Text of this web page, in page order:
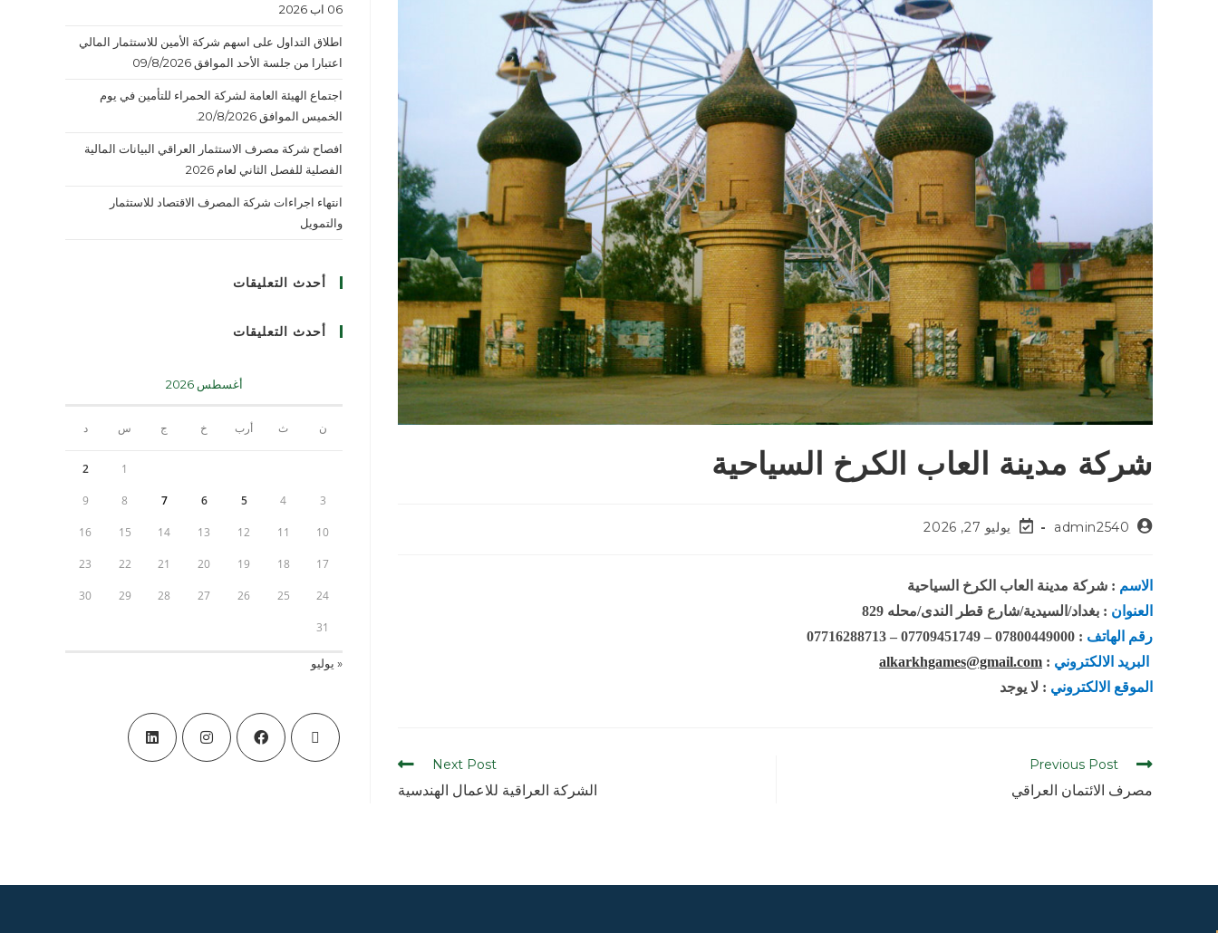
شركة مدينة العاب الكرخ السياحية
admin2540 يوليو 27, 2026
الاسم : شركة مدينة العاب الكرخ السياحية
العنوان : بغداد/السيدية/شارع قطر الندى/محله 829
رقم الهاتف : 07800449000 – 07709451749 – 07716288713
البريد الالكتروني :
alkarkhgames@gmail.com
الموقع الالكتروني : لا يوجد
Previous Post
مصرف الائتمان العراقي
Next Post
الشركة العراقية للاعمال الهندسية
06 اب 2026
اطلاق التداول على اسهم شركة الأمين للاستثمار المالي
اعتبارا من جلسة الأحد الموافق 09/8/2026
اجتماع الهيئة العامة لشركة الحمراء للتأمين في يوم
الخميس الموافق 20/8/2026.
افصاح شركة مصرف الاستثمار العراقي البيانات المالية
الفصلية للفصل الثاني لعام 2026
انتهاء اجراءات شركة المصرف الاقتصاد للاستثمار
والتمويل
أحدث التعليقات
أحدث التعليقات
أغسطس 2026
ن ث أرب خ ج س د
1
2
3
4
5
6
7
8
9
10
11
12
13
14
15
16
17
18
19
20
21
22
23
24
25
26
27
28
29
30
31
« يوليو